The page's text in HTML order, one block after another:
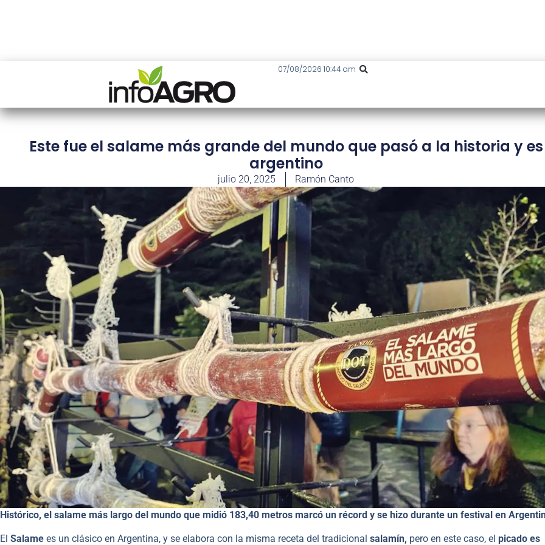
07/08/2026 10:44 am
Este fue el salame más grande del mundo que pasó a la historia y es
argentino
julio 20, 2025 Ramón Canto
Histórico, el salame más largo del mundo que midió 183,40 metros marcó un récord y se hizo durante un festival en
El Salame es un clásico en Argentina, y se elabora con la misma receta del tradicional salamín, pero en este caso, el picado es